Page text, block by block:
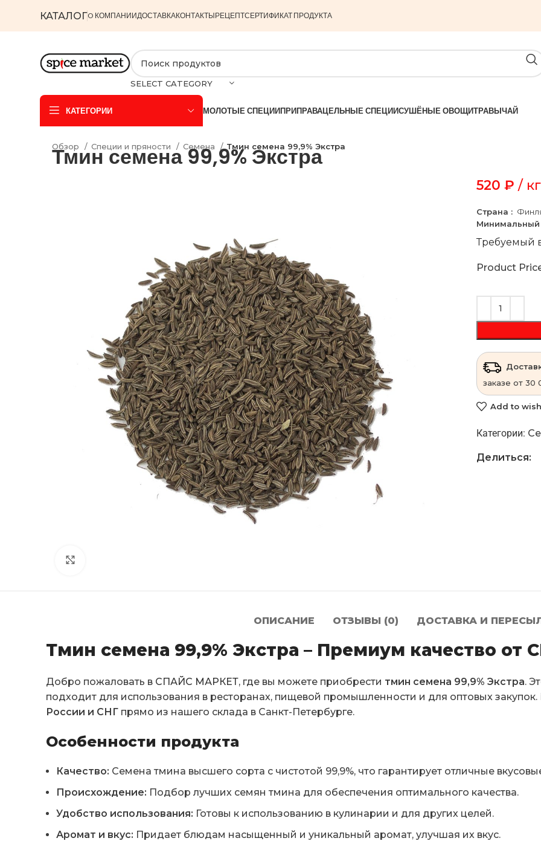
КАТАЛОГO КОМПАНИИДОСТАВКАКОНТАКТЫРЕЦЕПТСЕРТИФИКАТ ПРОДУКТА
SELECT CATEGORY
КАТЕГОРИИ МОЛОТЫЕ СПЕЦИИПРИПРАВАЦЕЛЬНЫЕ СПЕЦИИСУШЁНЫЕ ОВОЩИТРАВЫЧАЙ
Обзор Специи и пряности Семена Тмин семена 99,9% Экстра
Тмин семена 99,9% Экстра
520 ₽ / кг
Страна :
Минимальный
Требуемый
Product
заказе от 30
Add to
Категории:
Делиться:
ОПИСАНИЕ ОТЗЫВЫ (0) ДОСТАВКА И
Тмин семена 99,9% Экстра – Премиум качество
Добро пожаловать в СПАЙС МАРКЕТ, где вы можете приобрести тмин семена 99,9% Экстра.
подходит для использования в ресторанах, пищевой промышленности и для оптовых
России и СНГпрямо из нашего склада в Санкт-Петербурге.
Особенности продукта
Качество: Семена тмина высшего сорта с чистотой 99,9%, что гарантирует отличные
Происхождение: Подбор лучших семян тмина для обеспечения оптимального качества.
Удобство использования: Готовы к использованию в кулинарии и для других целей.
Аромат и вкус: Придает блюдам насыщенный и уникальный аромат, улучшая их вкус.